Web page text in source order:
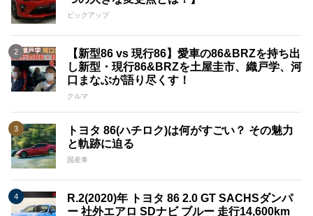
ピックアップ
【新型86 vs 現行86】愛車の86&BRZを持ち出
し新型・現行86&BRZを土屋圭市、織戸学、河
口まなぶが語り尽くす！
クルマ
トヨタ 86(ハチロク)は何がすごい？ その魅力
と軌跡に迫る
国産車
R.2(2020)年 トヨタ 86 2.0 GT SACHSダンパ
ー 社外エアロ SDナビ ブルー 走行14,600km